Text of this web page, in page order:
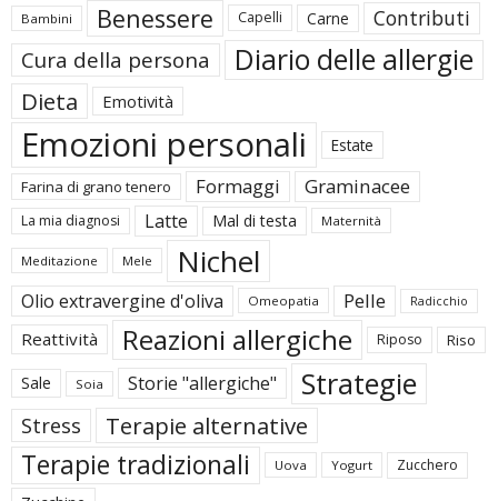
Bambini Benessere Capelli Carne Contributi
Cura della persona Diario delle allergie
Dieta Emotività
Emozioni personali Estate
Farina di grano tenero Formaggi Graminacee
La mia diagnosi Latte Mal di testa Maternità
Meditazione Mele Nichel
Olio extravergine d'oliva Omeopatia Pelle Radicchio
Reattività Reazioni allergiche Riposo Riso
Sale Soia Storie "allergiche" Strategie
Stress Terapie alternative
Terapie tradizionali Uova Yogurt Zucchero